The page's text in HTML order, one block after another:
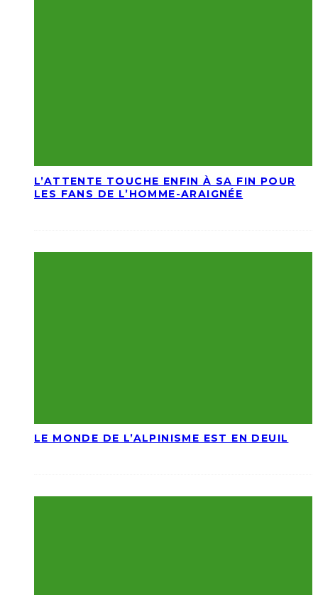
L’ATTENTE TOUCHE ENFIN À SA FIN POUR
LES FANS DE L’HOMME-ARAIGNÉE
LE MONDE DE L’ALPINISME EST EN DEUIL